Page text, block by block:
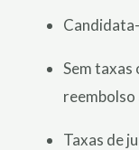
Sem taxas
Taxas de